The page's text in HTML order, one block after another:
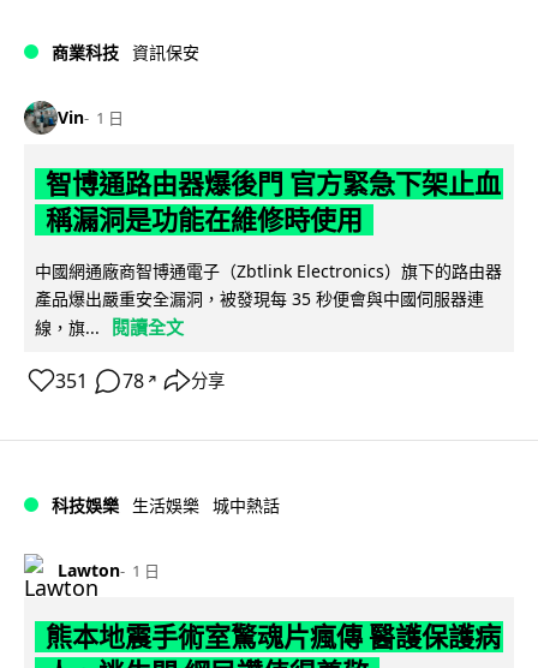
商業科技 資訊保安
Vin 1 日
智博通路由器爆後門 官方緊急下架止血
稱漏洞是功能在維修時使用
中國網通廠商智博通電子（Zbtlink Electronics）旗下的路由器
產品爆出嚴重安全漏洞，被發現每 35 秒便會與中國伺服器連
線，旗...
閱讀全文
351 78 ↗ 分享
科技娛樂 生活娛樂 城中熱話
Lawton 1 日
熊本地震手術室驚魂片瘋傳 醫護保護病